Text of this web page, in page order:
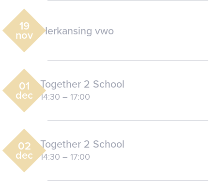
19
nov Herkansing vwo
01
dec
Together 2 School
14:30 – 17:00
02
dec
Together 2 School
14:30 – 17:00